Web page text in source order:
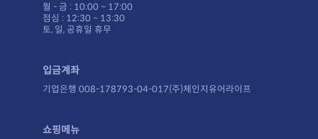
월 - 금 : 10:00 ~ 17:00
점심 : 12:30 ~ 13:30
토, 일, 공휴일 휴무
입금계좌
기업은행 008-178793-04-017(주)체인지유어라이프
쇼핑메뉴